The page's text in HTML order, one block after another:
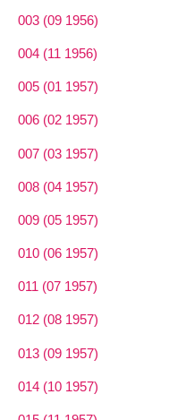
003 (09 1956)
004 (11 1956)
005 (01 1957)
006 (02 1957)
007 (03 1957)
008 (04 1957)
009 (05 1957)
010 (06 1957)
011 (07 1957)
012 (08 1957)
013 (09 1957)
014 (10 1957)